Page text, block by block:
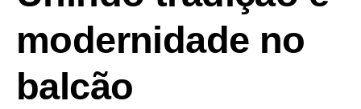
modernidade no
balcão